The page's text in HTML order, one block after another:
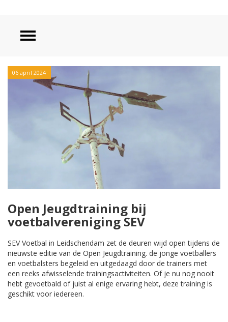
06 april 2024
Open Jeugdtraining bij
voetbalvereniging SEV
SEV Voetbal in Leidschendam zet de deuren wijd open tijdens de
nieuwste editie van de Open Jeugdtraining. de jonge voetballers
en voetbalsters begeleid en uitgedaagd door de trainers met
een reeks afwisselende trainingsactiviteiten. Of je nu nog nooit
hebt gevoetbald of juist al enige ervaring hebt, deze training is
geschikt voor iedereen.